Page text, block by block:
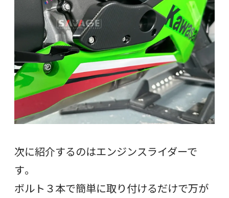
次に紹介するのはエンジンスライダーで
す。
ボルト３本で簡単に取り付けるだけで万が